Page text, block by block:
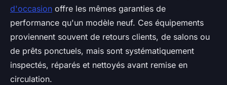
d'occasion offre les mêmes garanties de
performance qu'un modèle neuf. Ces équipements
proviennent souvent de retours clients, de salons ou
de prêts ponctuels, mais sont systématiquement
inspectés, réparés et nettoyés avant remise en
circulation.